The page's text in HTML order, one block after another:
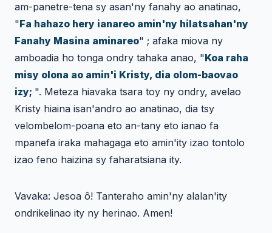
am-panetre-tena sy asan'ny fanahy ao anatinao,
"Fa hahazo hery ianareo amin'ny hilatsahan'ny
Fanahy Masina aminareo" ; afaka miova ny
amboadia ho tonga ondry tahaka anao, "Koa raha
misy olona ao amin'i Kristy, dia olom-baovao
izy; ". Meteza hiavaka tsara toy ny ondry, avelao
Kristy hiaina isan'andro ao anatinao, dia tsy
velombelom-poana eto an-tany eto ianao fa
mpanefa iraka mahagaga eto amin'ity izao tontolo
izao feno haizina sy faharatsiana ity.
Vavaka: Jesoa ô! Tanteraho amin'ny alalan'ity
ondrikelinao ity ny herinao. Amen!